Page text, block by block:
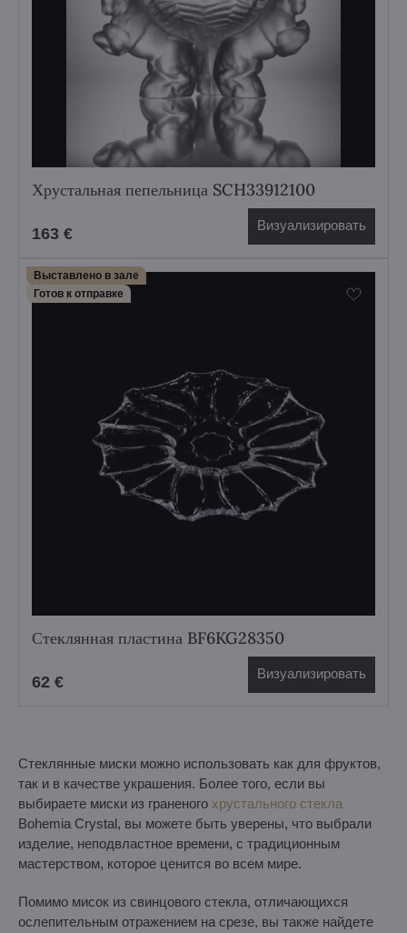
Хрустальная пепельница SCH33912100
163 € Визуализировать
Выставлено в зале
Готов к отправке
Стеклянная пластина BF6KG28350
62 € Визуализировать
Стеклянные миски можно использовать как для фруктов,
так и в качестве украшения. Более того, если вы
выбираете миски из граненого хрустального стекла
Bohemia Crystal, вы можете быть уверены, что выбрали
изделие, неподвластное времени, с традиционным
мастерством, которое ценится во всем мире.
Помимо мисок из свинцового стекла, отличающихся
ослепительным отражением на срезе, вы также найдете